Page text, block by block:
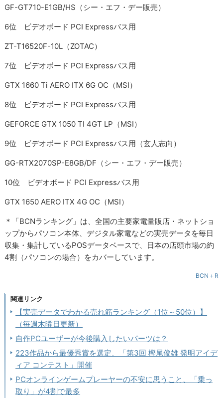
GF-GT710-E1GB/HS（シー・エフ・デー販売）
6位 ビデオボード PCI Expressバス用
ZT-T16520F-10L（ZOTAC）
7位 ビデオボード PCI Expressバス用
GTX 1660 Ti AERO ITX 6G OC（MSI）
8位 ビデオボード PCI Expressバス用
GEFORCE GTX 1050 TI 4GT LP（MSI）
9位 ビデオボード PCI Expressバス用（玄人志向）
GG-RTX2070SP-E8GB/DF（シー・エフ・デー販売）
10位 ビデオボード PCI Expressバス用
GTX 1650 AERO ITX 4G OC（MSI）
＊「BCNランキング」は、全国の主要家電量販店・ネットショ
ップからパソコン本体、デジタル家電などの実売データを毎日
収集・集計しているPOSデータベースで、日本の店頭市場の約
4割（パソコンの場合）をカバーしています。
BCN＋R
関連リンク
【実売データでわかる売れ筋ランキング（1位～50位）】
（毎週木曜日更新）
自作PCユーザーが今後購入したいパーツは？
223作品から最優秀賞を選定、「第3回 樫尾俊雄 発明アイデ
ィア コンテスト」開催
PCオンラインゲームプレーヤーの不安に思うこと、「乗っ
取り」が4割で最多